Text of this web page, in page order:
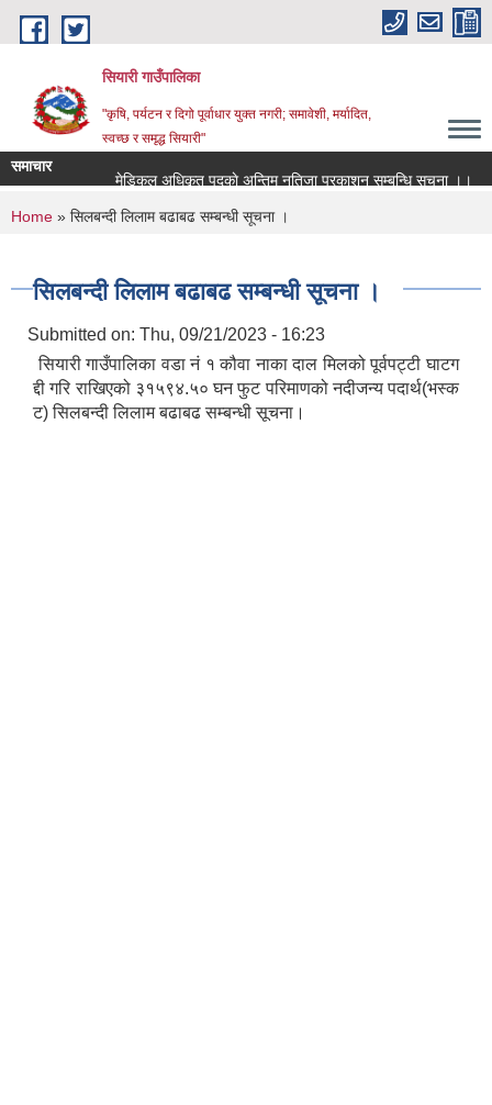
Skip to main content
सियारी गाउँपालिका
"कृषि, पर्यटन र दिगो पूर्वाधार युक्त नगरी; समावेशी, मर्यादित,
स्वच्छ र समृद्ध सियारी"
समाचार
मेडिकल अधिकृत पदकाे अन्तिम नतिजा प्रकाशन सम्बन्धि सुचना ।।
You are here
Home » सिलबन्दी लिलाम बढाबढ सम्बन्धी सूचना ।
सिलबन्दी लिलाम बढाबढ सम्बन्धी सूचना ।
Submitted on: Thu, 09/21/2023 - 16:23
सियारी गाउँपालिका वडा नं १ कौवा नाका दाल मिलको पूर्वपट्टी घाटग
द्दी गरि राखिएको ३१५९४.५० घन फुट परिमाणको नदीजन्य पदार्थ(भस्क
ट) सिलबन्दी लिलाम बढाबढ सम्बन्धी सूचना।